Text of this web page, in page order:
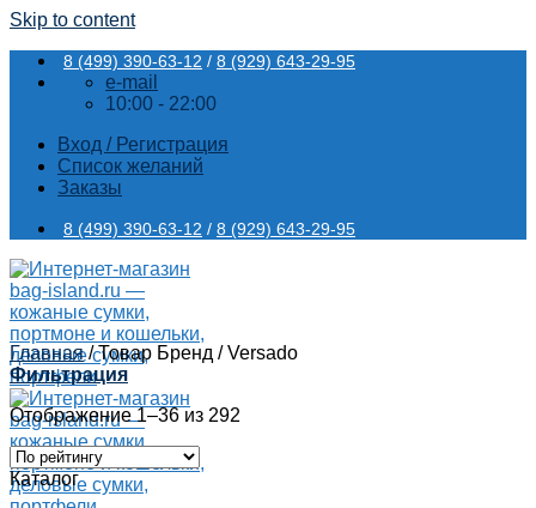
Skip to content
8 (499) 390-63-12 / 8 (929) 643-29-95
e-mail
10:00 - 22:00
Вход / Регистрация
Список желаний
Заказы
8 (499) 390-63-12 / 8 (929) 643-29-95
Главная /Товар Бренд /Versado
Фильтрация
Отображение 1–36 из 292
Каталог